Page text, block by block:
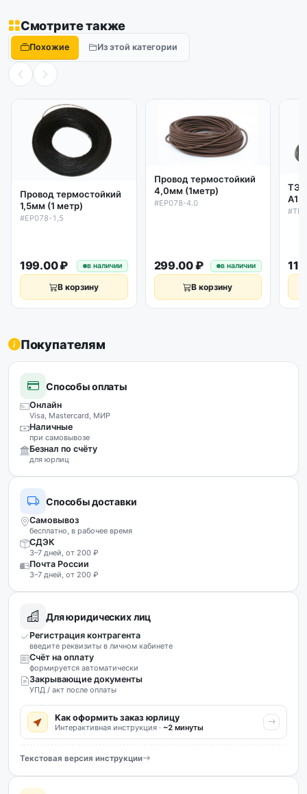
Смотрите также
Похожие Из этой категории
Провод термостойкий
1,5мм (1 метр)
#EP078-1,5
199.00 ₽ в наличии
В корзину
Провод термостойкий
4,0мм (1метр)
#EP078-4.0
299.00 ₽ в наличии
В корзину
Покупателям
Способы оплаты
Онлайн
Visa, Mastercard, МИР
Наличные
при самовывозе
Безнал по счёту
для юрлиц
Способы доставки
Самовывоз
бесплатно, в рабочее время
СДЭК
3–7 дней, от 200 ₽
Почта России
3–7 дней, от 200 ₽
Для юридических лиц
Регистрация контрагента
введите реквизиты в личном кабинете
Счёт на оплату
формируется автоматически
Закрывающие документы
УПД / акт после оплаты
Как оформить заказ юрлицу
Интерактивная инструкция · ~2 минуты
Текстовая версия инструкции